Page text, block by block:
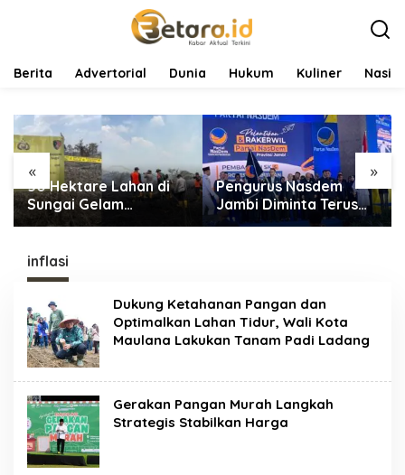
Berita Advertorial Dunia Hukum Kuliner
« »
50 Hektare Lahan di
Sungai Gelam
Terbakar, Ratusan
Water Bombing
Dikerahkan Lakukan
Pengurus Nasdem
Jambi Diminta Terus
Bekerja dan
inflasi
Dukung Ketahanan Pangan dan
Optimalkan Lahan Tidur, Wali Kota
Maulana Lakukan Tanam Padi Ladang
Gerakan Pangan Murah Langkah
Strategis Stabilkan Harga